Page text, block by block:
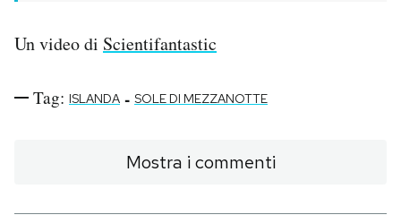
I MIEI PREFERITI
Un video di Scientifantastic
Tag: ISLANDA - SOLE DI MEZZANOTTE
Mostra i commenti